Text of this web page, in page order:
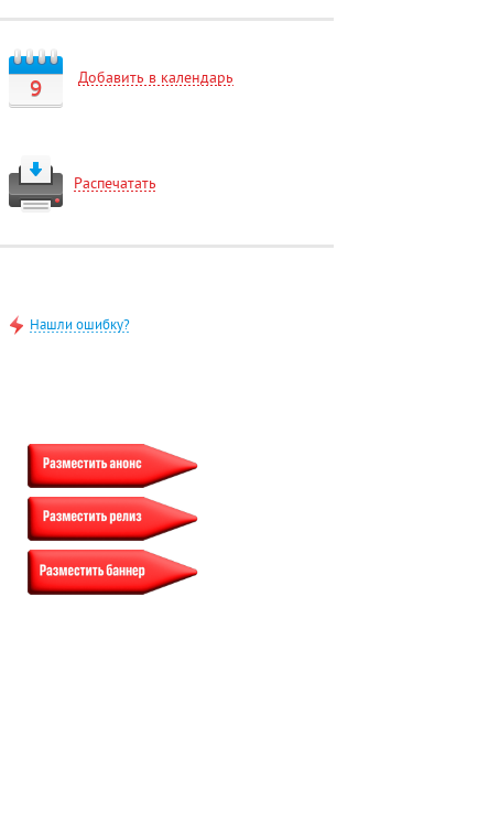
9 Добавить в календарь
Распечатать
Нашли ошибку?